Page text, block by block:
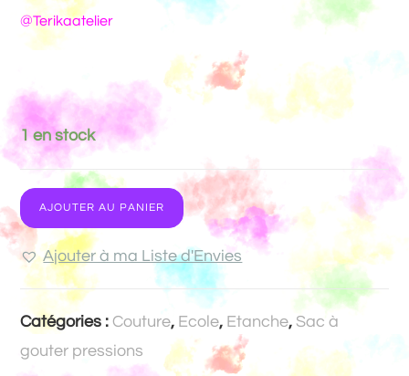
@Terikaatelier
1 en stock
AJOUTER AU PANIER
Ajouter à ma Liste d'Envies
Catégories : Couture, Ecole, Etanche, Sac à
gouter pressions